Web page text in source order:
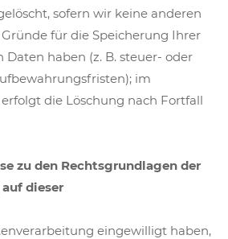
sofern wir keine anderen
für die Speicherung Ihrer
Daten haben (z. B. steuer- oder
im
die Löschung nach Fortfall
zu den Rechtsgrundlagen der
dieser
eingewilligt haben,